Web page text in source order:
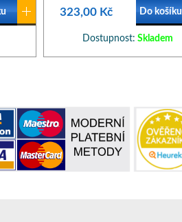
323,00 Kč Do košíku
Dostupnost: Skladem